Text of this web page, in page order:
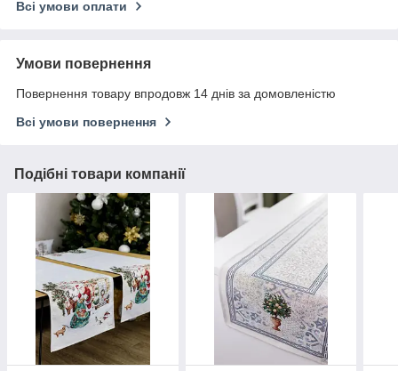
Всі умови оплати
Умови повернення
Повернення товару впродовж 14 днів за домовленістю
Всі умови повернення
Подібні товари компанії